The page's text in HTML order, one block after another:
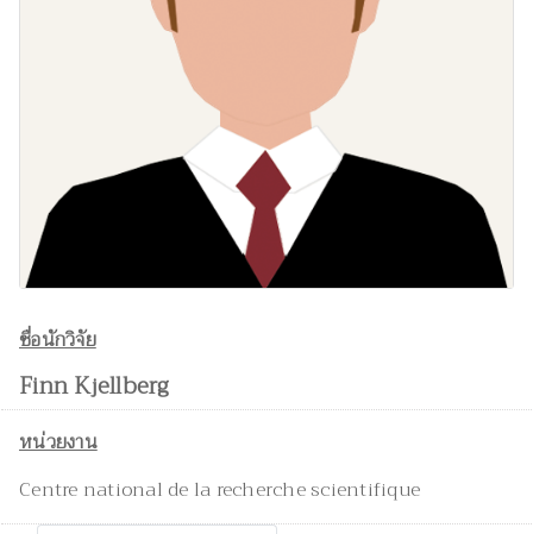
ชื่อนักวิจัย
Finn Kjellberg
หน่วยงาน
Centre national de la recherche scientifique